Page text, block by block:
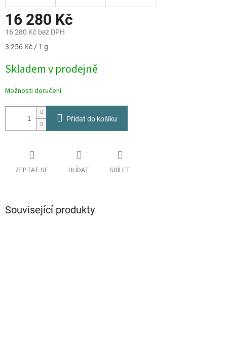
16 280 Kč
16 280 Kč bez DPH
Měrná
3 256 Kč / 1 g
Skladem v prodejně
Možnosti doručení
Přidat do košíku
ZEPTAT SE HLÍDAT SDÍLET
Související produkty